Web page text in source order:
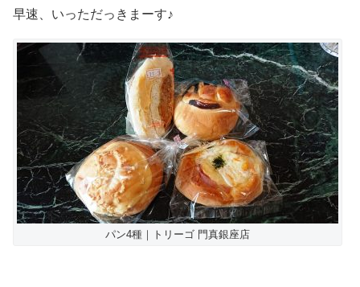
早速、いっただっきまーす♪
パン4種｜トリーゴ 門真銀座店